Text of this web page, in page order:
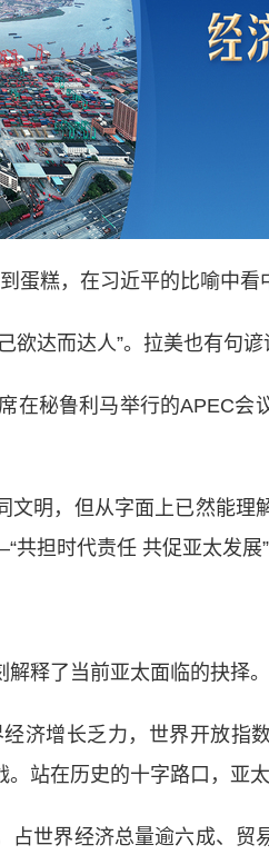
糕，在习近平的比喻中看
达而达人”。拉美也有句谚
秘鲁利马举行的APEC会
明，但从字面上已然能理
担时代责任 共促亚太发展”
释了当前亚太面临的抉择。
增长乏力，世界开放指
站在历史的十字路口，亚
界经济总量逾六成、贸